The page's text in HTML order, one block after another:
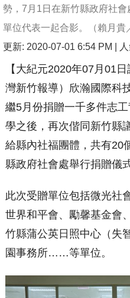
勢，7月1日在新竹縣政府社
單位代表一起合影。（賴月貴
更新: 2020-07-01 6:54 PM
|
【大紀元2020年07月01
灣新竹報導）欣瀚國際科
繼5月份捐贈一千多件志
學之後，再次偕同新竹縣
給縣內社福團體，共有20
縣政府社會處舉行捐贈儀式
此次受贈單位包括微光社
世界和平會、勵馨基金會
竹縣蒲公英日照中心（失
園事務所……等單位。